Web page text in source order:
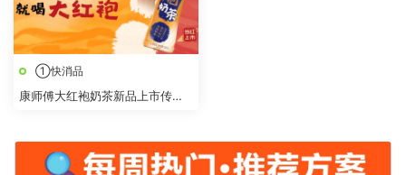
①快消品
康师傅大红袍奶茶新品上市传播